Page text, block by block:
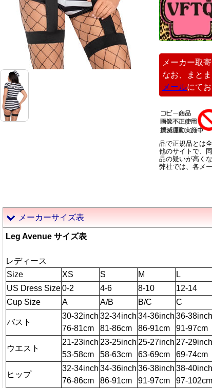
メーカー取
なお、まと
メールにて
品で正規品とは
他のサイトで、
品の疑いが高く
弊社では、各メ
メーカーサイズ表
Leg Avenue サイズ表
レディース
Size
XS S M L
US Dress Size0-2 4-6 8-10 12-14
Cup Size
A A/B B/C C
バスト
30-32inch
76-81cm
32-34inch
81-86cm
34-36inch
86-91cm
36-38inch
91-97cm
ウエスト
21-23inch
53-58cm
23-25inch
58-63cm
25-27inch
63-69cm
27-29inch
69-74cm
ヒップ
32-34inch
76-86cm
34-36inch
86-91cm
36-38inch
91-97cm
38-40inch
97-102cm